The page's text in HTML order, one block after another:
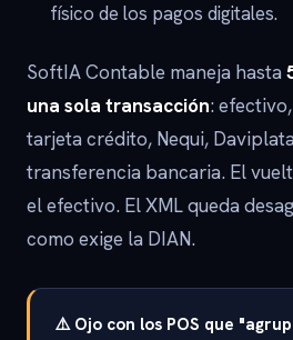
físico de los pagos digitales.
SoftIA Contable maneja hasta
una sola transacción:
tarjeta crédito, Nequi,
transferencia bancaria. El
el efectivo. El XML queda
como exige la DIAN.
⚠️ Ojo con los POS que